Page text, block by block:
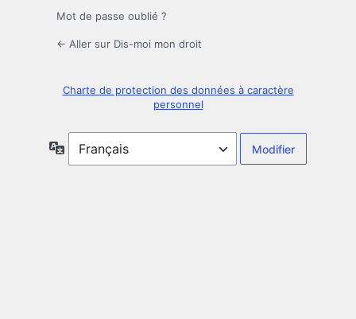
Mot de passe oublié ?
← Aller sur Dis-moi mon droit
Charte de protection des données à caractère
personnel
Langue